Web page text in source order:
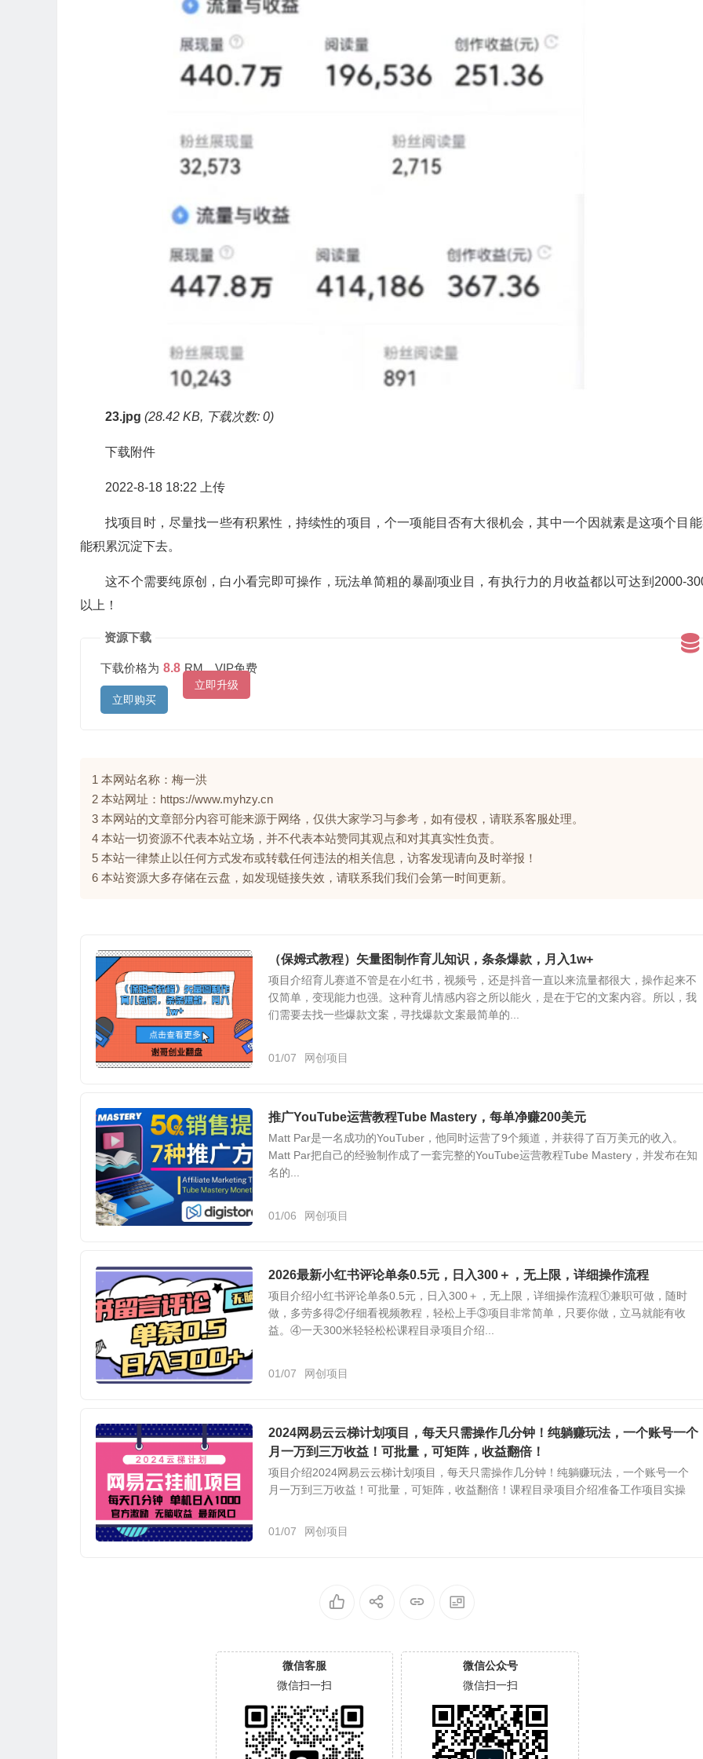
23.jpg (28.42 KB, 下载次数: 0)
下载附件
2022-8-18 18:22 上传
找项目时，尽量找一些有积累性，持续性的项目，个一项能目否有大很机会，其中一个因就素是这项个目
能积累沉淀下去。
这不个需要纯原创，白小看完即可操作，玩法单简粗的暴副项业目，有执行力的月收益都以可达到2000-
以上！
资源下载
下载价格为 8.8 RM，VIP免费
立即升级
立即购买
1 本网站名称：梅一洪
2 本站网址：https://www.myhzy.cn
3 本网站的文章部分内容可能来源于网络，仅供大家学习与参考，如有侵权，请联系客服处理。
4 本站一切资源不代表本站立场，并不代表本站赞同其观点和对其真实性负责。
5 本站一律禁止以任何方式发布或转载任何违法的相关信息，访客发现请向及时举报！
6 本站资源大多存储在云盘，如发现链接失效，请联系我们我们会第一时间更新。
（保姆式教程）矢量图制作育儿知识，条条爆款，月入1w+
项目介绍育儿赛道不管是在小红书，视频号，还是抖音一直以来流量都很大，操作起来不
仅简单，变现能力也强。这种育儿情感内容之所以能火，是在于它的文案内容。所以，我
们需要去找一些爆款文案，寻找爆款文案最简单的...
01/07 网创项目
推广YouTube运营教程Tube Mastery，每单净赚200美元
Matt Par是一名成功的YouTuber，他同时运营了9个频道，并获得了百万美元的收入。
Matt Par把自己的经验制作成了一套完整的YouTube运营教程Tube Mastery，并发布在知
名的...
01/06 网创项目
2026最新小红书评论单条0.5元，日入300＋，无上限，详细操作流程
项目介绍小红书评论单条0.5元，日入300＋，无上限，详细操作流程①兼职可做，随时
做，多劳多得②仔细看视频教程，轻松上手③项目非常简单，只要你做，立马就能有收
益。④一天300米轻轻松松课程目录项目介绍...
01/07 网创项目
2024网易云云梯计划项目，每天只需操作几分钟！纯躺赚玩法，一个账号一个
月一万到三万收益！可批量，可矩阵，收益翻倍！
项目介绍2024网易云云梯计划项目，每天只需操作几分钟！纯躺赚玩法，一个账号一个
月一万到三万收益！可批量，可矩阵，收益翻倍！课程目录项目介绍准备工作项目实操
01/07 网创项目
微信客服
微信扫一扫
微信公众号
微信扫一扫